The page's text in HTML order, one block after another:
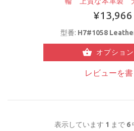
¥13,966
型番: H7#1058
オプショ
レビューを書
表示しています 1 まで 6